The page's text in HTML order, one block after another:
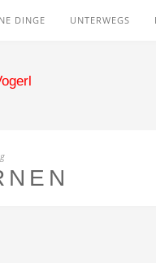
DINGE UNTERWEGS